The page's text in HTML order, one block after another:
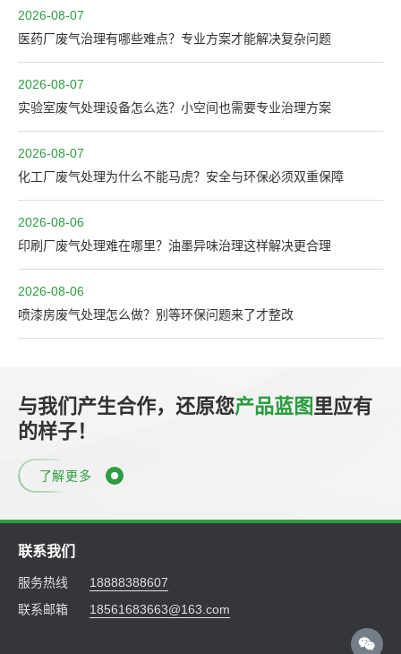
2026-08-07
医药厂废气治理有哪些难点？专业方案才能解决复杂问题
2026-08-07
实验室废气处理设备怎么选？小空间也需要专业治理方案
2026-08-07
化工厂废气处理为什么不能马虎？安全与环保必须双重保障
2026-08-06
印刷厂废气处理难在哪里？油墨异味治理这样解决更合理
2026-08-06
喷漆房废气处理怎么做？别等环保问题来了才整改
与我们产生合作，还原您产品蓝图里应有
的样子！
了解更多
联系我们
服务热线
18888388607
联系邮箱
18561683663@163.com